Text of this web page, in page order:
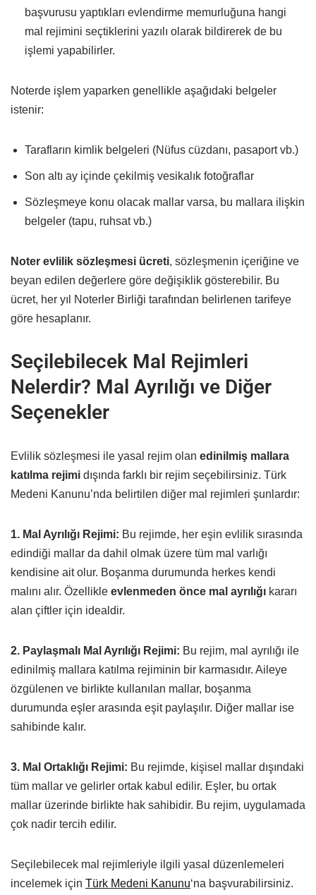
başvurusu yaptıkları evlendirme memurluğuna hangi
mal rejimini seçtiklerini yazılı olarak bildirerek de bu
işlemi yapabilirler.
Noterde işlem yaparken genellikle aşağıdaki belgeler
istenir:
Tarafların kimlik belgeleri (Nüfus cüzdanı, pasaport vb.)
Son altı ay içinde çekilmiş vesikalık fotoğraflar
Sözleşmeye konu olacak mallar varsa, bu mallara ilişkin
belgeler (tapu, ruhsat vb.)
Noter evlilik sözleşmesi ücreti, sözleşmenin içeriğine ve
beyan edilen değerlere göre değişiklik gösterebilir. Bu
ücret, her yıl Noterler Birliği tarafından belirlenen tarifeye
göre hesaplanır.
Seçilebilecek Mal Rejimleri
Nelerdir? Mal Ayrılığı ve Diğer
Seçenekler
Evlilik sözleşmesi ile yasal rejim olan edinilmiş mallara
katılma rejimi dışında farklı bir rejim seçebilirsiniz. Türk
Medeni Kanunu’nda belirtilen diğer mal rejimleri şunlardır:
1. Mal Ayrılığı Rejimi: Bu rejimde, her eşin evlilik sırasında
edindiği mallar da dahil olmak üzere tüm mal varlığı
kendisine ait olur. Boşanma durumunda herkes kendi
malını alır. Özellikle evlenmeden önce mal ayrılığı kararı
alan çiftler için idealdir.
2. Paylaşmalı Mal Ayrılığı Rejimi: Bu rejim, mal ayrılığı ile
edinilmiş mallara katılma rejiminin bir karmasıdır. Aileye
özgülenen ve birlikte kullanılan mallar, boşanma
durumunda eşler arasında eşit paylaşılır. Diğer mallar ise
sahibinde kalır.
3. Mal Ortaklığı Rejimi: Bu rejimde, kişisel mallar dışındaki
tüm mallar ve gelirler ortak kabul edilir. Eşler, bu ortak
mallar üzerinde birlikte hak sahibidir. Bu rejim, uygulamada
çok nadir tercih edilir.
Seçilebilecek mal rejimleriyle ilgili yasal düzenlemeleri
incelemek için Türk Medeni Kanunu‘na başvurabilirsiniz.